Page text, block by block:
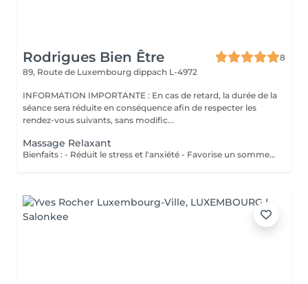
Rodrigues Bien Être
8
89, Route de Luxembourg dippach L-4972
INFORMATION IMPORTANTE : En cas de retard, la durée de la
séance sera réduite en conséquence afin de respecter les
rendez-vous suivants, sans modific...
Massage Relaxant
Bienfaits : - Réduit le stress et l'anxiété - Favorise un sommeil réparateur - Soulage les tensions musculaires - Procure une profonde sensation de bien-être